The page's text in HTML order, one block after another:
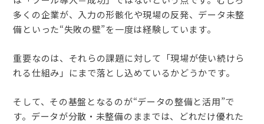
多くの企業が、入力の形骸化や現場の反発、データ未整
備といった“失敗の壁”を一度は経験しています。
重要なのは、それらの課題に対して「現場が使い続けら
れる仕組み」にまで落とし込めているかどうかです。
そして、その基盤となるのが“データの整備と活用”で
す。データが分散・未整備のままでは、どれだけ優れた